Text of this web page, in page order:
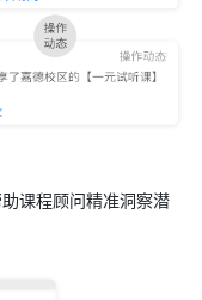
课程顾问精准洞察潜